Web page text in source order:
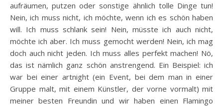
aufräumen, putzen oder sonstige ähnlich tolle Dinge tun!
Nein, ich muss nicht, ich möchte, wenn ich es schön haben
will. Ich muss schlank sein! Nein, müsste ich auch nicht,
möchte ich aber. Ich muss gemocht werden! Nein, ich mag
doch auch nicht jeden. Ich muss alles perfekt machen! Nö,
das ist nämlich ganz schön anstrengend. Ein Beispiel: ich
war bei einer artnight (ein Event, bei dem man in einer
Gruppe malt, mit einem Künstler, der vorne vormalt) mit
meiner besten Freundin und wir haben einen Flamingo